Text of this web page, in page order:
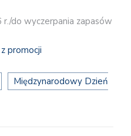
r./do wyczerpania zapasów
promocji
Międzynarodowy Dzień